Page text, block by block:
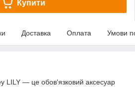
Купити
Доставка Оплата Умови
LILY — це обов'язковий аксесуар